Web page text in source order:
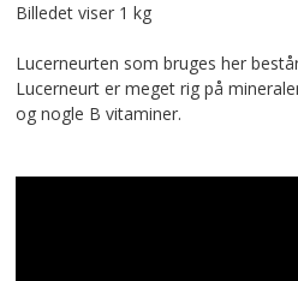
Billedet viser 1 kg
Lucerneurten som bruges her
Lucerneurt er meget rig på
og nogle B vitaminer.